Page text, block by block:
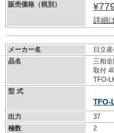
販売価格（税別）
詳細
メーカー名
日立
品名
三相
取付
TFO-
型 式
TFO-
出力
37
極数
2